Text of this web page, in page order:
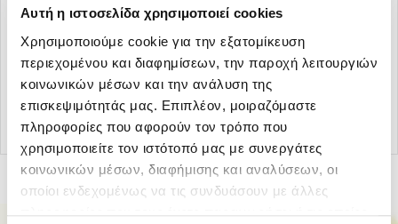
Αυτή η ιστοσελίδα χρησιμοποιεί cookies
Χρησιμοποιούμε cookie για την εξατομίκευση
περιεχομένου και διαφημίσεων, την παροχή λειτουργιών
κοινωνικών μέσων και την ανάλυση της
επισκεψιμότητάς μας. Επιπλέον, μοιραζόμαστε
πληροφορίες που αφορούν τον τρόπο που
χρησιμοποιείτε τον ιστότοπό μας με συνεργάτες
κοινωνικών μέσων, διαφήμισης και αναλύσεων, οι
οποίοι ενδεχομένως να τις συνδυάσουν με άλλες
Επιστροφή στα άρθρα